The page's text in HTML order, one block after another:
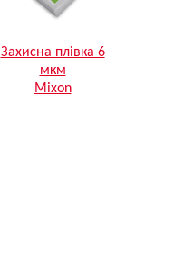
Захисна плівка 6
мкм
Mixon